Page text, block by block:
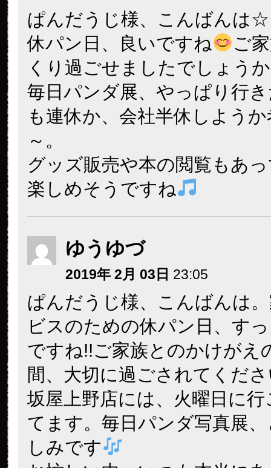
ぱんだうじ様、こんばんは☆
休パン日、良いですね
ご
くり過ごせましたでしょうか
毎日パンダ展、やっぱり行
も連休か、会社半休しよう
～。
グッズ販売や本の閲覧もあ
楽しめそうですね
ゆうゆづ
2019年 2月 03日 23:05
ぱんだうじ様、こんばんは
ビスのための休パン日、す
ですね!!ご家族とのかけがえ
間、大切に過ごされてくだ
坂屋上野店には、火曜日に
てます。毎日パンダ写真展
しみです